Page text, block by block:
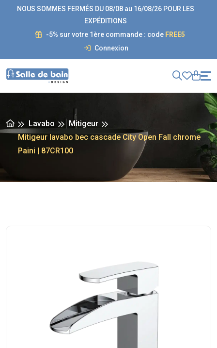
NOUS SOMMES FERMÉS DU 08/08 au 16/08/26 POUR LES
EXPÉDITIONS
-5% sur votre 1ère commande : code FREE5
Connexion
Lavabo
Mitigeur
Mitigeur lavabo bec cascade City Open Fall chrome
Paini | 87CR100